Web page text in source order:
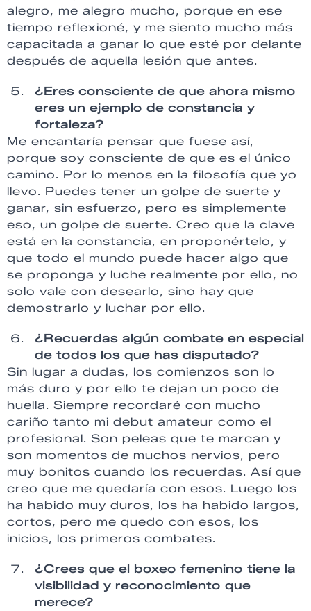
alegro, me alegro mucho, porque en ese
tiempo reflexioné, y me siento mucho más
capacitada a ganar lo que esté por delante
después de aquella lesión que antes.
¿Eres consciente de que ahora mismo
eres un ejemplo de constancia y
fortaleza?
Me encantaría pensar que fuese así,
porque soy consciente de que es el único
camino. Por lo menos en la filosofía que yo
llevo. Puedes tener un golpe de suerte y
ganar, sin esfuerzo, pero es simplemente
eso, un golpe de suerte. Creo que la clave
está en la constancia, en proponértelo, y
que todo el mundo puede hacer algo que
se proponga y luche realmente por ello, no
solo vale con desearlo, sino hay que
demostrarlo y luchar por ello.
¿Recuerdas algún combate en especial
de todos los que has disputado?
Sin lugar a dudas, los comienzos son lo
más duro y por ello te dejan un poco de
huella. Siempre recordaré con mucho
cariño tanto mi debut amateur como el
profesional. Son peleas que te marcan y
son momentos de muchos nervios, pero
muy bonitos cuando los recuerdas. Así que
creo que me quedaría con esos. Luego los
ha habido muy duros, los ha habido largos,
cortos, pero me quedo con esos, los
inicios, los primeros combates.
¿Crees que el boxeo femenino tiene la
visibilidad y reconocimiento que
merece?